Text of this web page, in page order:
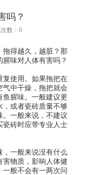
吗？
数：0
得越久，越脏？那
味对人体有害吗？
使用。如果拖把在
气中干燥，拖把就会
鱼腥味。一般建议更
，或者瓷砖质量不够
。一般来说，不建议
瓷砖时应带专业人士
一般来说没有什么
害物质，影响人体健
一般不会有一两次问